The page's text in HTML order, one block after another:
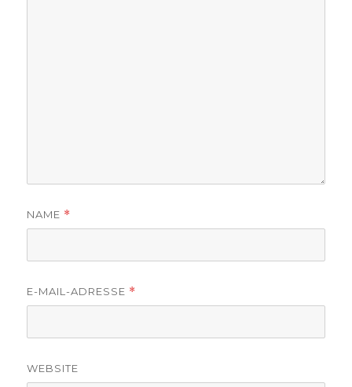
NAME *
E-MAIL-ADRESSE *
WEBSITE